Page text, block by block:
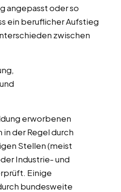
angepasst oder so
ein beruflicher Aufstieg
zwischen
erworbenen
der Regel durch
Stellen (meist
Industrie- und
Einige
bundesweite